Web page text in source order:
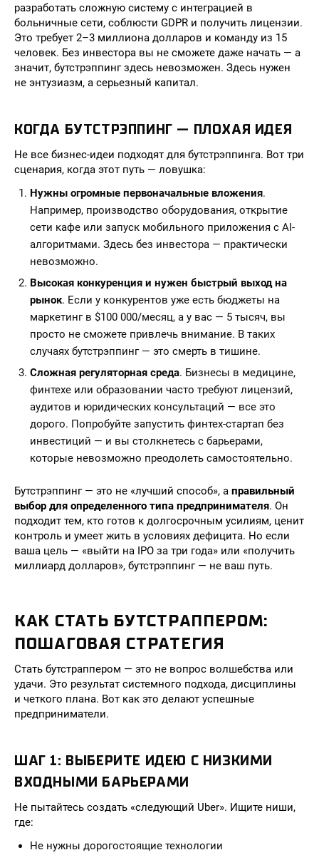
разработать сложную систему с интеграцией в
больничные сети, соблюсти GDPR и получить лицензии.
Это требует 2–3 миллиона долларов и команду из 15
человек. Без инвестора вы не сможете даже начать — а
значит, бутстрэппинг здесь невозможен. Здесь нужен
не энтузиазм, а серьезный капитал.
КОГДА БУТСТРЭППИНГ — ПЛОХАЯ ИДЕЯ
Не все бизнес-идеи подходят для бутстрэппинга. Вот три
сценария, когда этот путь — ловушка:
Нужны огромные первоначальные вложения.
Например, производство оборудования, открытие
сети кафе или запуск мобильного приложения с AI-
алгоритмами. Здесь без инвестора — практически
невозможно.
Высокая конкуренция и нужен быстрый выход на
рынок. Если у конкурентов уже есть бюджеты на
маркетинг в $100 000/месяц, а у вас — 5 тысяч, вы
просто не сможете привлечь внимание. В таких
случаях бутстрэппинг — это смерть в тишине.
Сложная регуляторная среда. Бизнесы в медицине,
финтехе или образовании часто требуют лицензий,
аудитов и юридических консультаций — все это
дорого. Попробуйте запустить финтех-стартап без
инвестиций — и вы столкнетесь с барьерами,
которые невозможно преодолеть самостоятельно.
Бутстрэппинг — это не «лучший способ», а правильный
выбор для определенного типа предпринимателя. Он
подходит тем, кто готов к долгосрочным усилиям, ценит
контроль и умеет жить в условиях дефицита. Но если
ваша цель — «выйти на IPO за три года» или «получить
миллиард долларов», бутстрэппинг — не ваш путь.
КАК СТАТЬ БУТСТРАППЕРОМ:
ПОШАГОВАЯ СТРАТЕГИЯ
Стать бутстраппером — это не вопрос волшебства или
удачи. Это результат системного подхода, дисциплины
и четкого плана. Вот как это делают успешные
предприниматели.
ШАГ 1: ВЫБЕРИТЕ ИДЕЮ С НИЗКИМИ
ВХОДНЫМИ БАРЬЕРАМИ
Не пытайтесь создать «следующий Uber». Ищите ниши,
где:
Не нужны дорогостоящие технологии